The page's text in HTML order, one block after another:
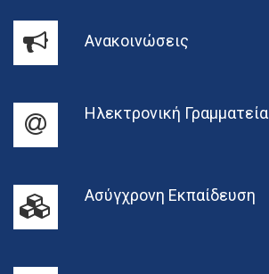
Ανακοινώσεις
Ηλεκτρονική Γραμματεία
Ασύγχρονη Εκπαίδευση